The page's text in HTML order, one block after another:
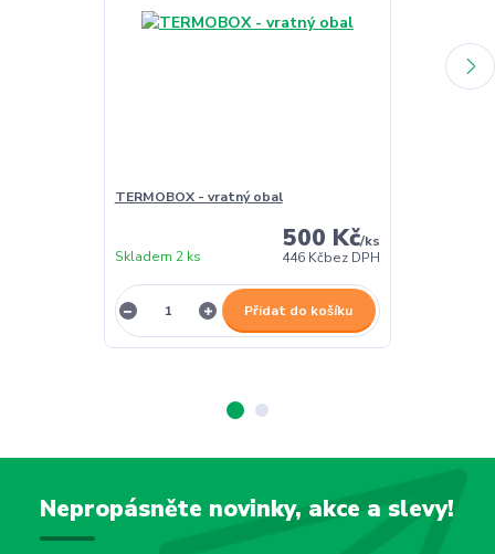
TERMOBOX - vratný obal
500 Kč/ks
446 Kčbez DPH
Skladem 2 ks
Přidat do košíku
Nepropásněte novinky, akce a slevy!